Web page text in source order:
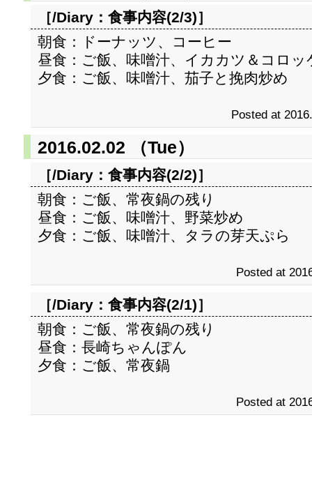
［/Diary： 食事内容(2/3)］
朝食：ドーナッツ、コーヒー
昼食：ご飯、味噌汁、イカカツ＆コロッ
夕食：ご飯、味噌汁、茄子と挽肉炒め
Posted at
2016.02.02 （Tue）
［/Diary： 食事内容(2/2)］
朝食：ご飯、常夜鍋の残り
昼食：ご飯、味噌汁、野菜炒め
夕食：ご飯、味噌汁、タラの芽天ぷら
Posted at
［/Diary： 食事内容(2/1)］
朝食：ご飯、常夜鍋の残り
昼食：長崎ちゃんぽん
夕食：ご飯、常夜鍋
Posted at